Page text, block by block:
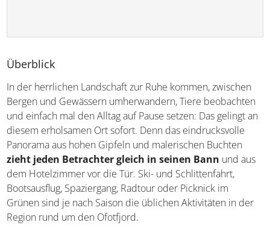
Überblick
In der herrlichen Landschaft zur Ruhe kommen, zwischen
Bergen und Gewässern umherwandern, Tiere
beobachten und einfach mal den Alltag auf Pause setzen:
Das gelingt an diesem erholsamen Ort sofort. Denn das
eindrucksvolle Panorama aus hohen Gipfeln und
malerischen Buchtenzieht jeden Betrachter gleich in
seinen Bannund aus dem Hotelzimmer vor die Tür. Ski-
und Schlittenfahrt, Bootsausflug, Spaziergang, Radtour
oder Picknick im Grünen sind je nach Saison die üblichen
Aktivitäten in der Region rund um den Ofotfjord.